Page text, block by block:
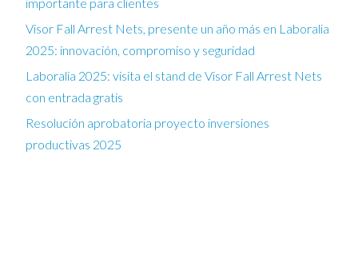
Visor Fall Arrest Nets, presente un año más en Laboralia
2025: innovación, compromiso y seguridad
Laboralia 2025: visita el stand de Visor Fall Arrest Nets
con entrada gratis
Resolución aprobatoria proyecto inversiones
productivas 2025